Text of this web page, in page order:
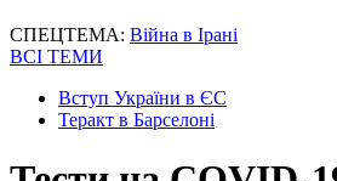
СПЕЦТЕМА: Війна в Ірані
ВСІ ТЕМИ
Вступ України в ЄС
Теракт в Барселоні